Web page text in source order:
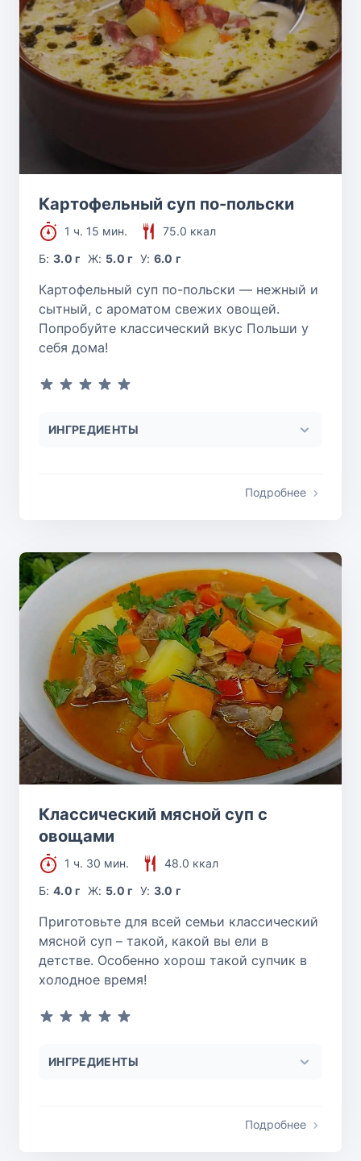
Картофельный суп по-польски
1 ч. 15 мин.
75.0 ккал
Б:3.0 г Ж: 5.0 г У: 6.0 г
Картофельный суп по-польски — нежный и
сытный, с ароматом свежих овощей.
Попробуйте классический вкус Польши у
себя дома!
ИНГРЕДИЕНТЫ
Подробнее
Классический мясной суп с
овощами
1 ч. 30 мин.
48.0 ккал
Б:4.0 г Ж: 5.0 г У: 3.0 г
Приготовьте для всей семьи классический
мясной суп – такой, какой вы ели в
детстве. Особенно хорош такой супчик в
холодное время!
ИНГРЕДИЕНТЫ
Подробнее